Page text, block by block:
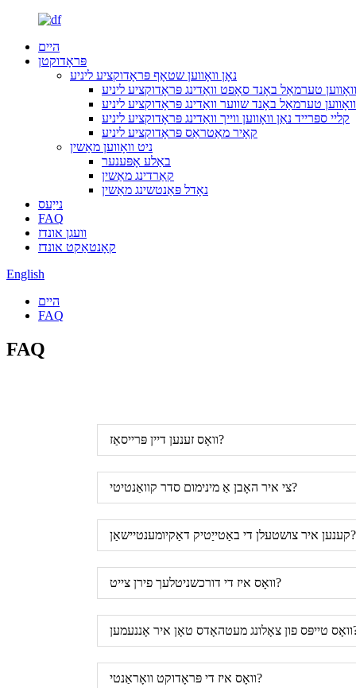
היים
פּראָדוקטן
נאָן וואָווען שטאָף פּראָדוקציע ליניע
טערמאַל באָנד סאָפט וואַדינג פּראָדוקציע ליניע
טערמאַל באָנד שווער וואַדינג פּראָדוקציע ליניע
קליי ספּרייד נאַן וואָווען ווייך וואַדינג פּראָדוקציע ליניע
קאָיר מאַטראַס פּראָדוקציע ליניע
ניט וואָווען מאַשין
באַלע אָפּענער
קאַרדינג מאַשין
נאָדל פּאַנטשינג מאַשין
נייַעס
FAQ
וועגן אונדז
קאָנטאַקט אונדז
English
היים
FAQ
FAQ
וואָס זענען דיין פּרייסאַז?
צי איר האָבן אַ מינימום סדר קוואַנטיטי?
קענען איר צושטעלן די באַטייַטיק דאַקיומענטיישאַן?
וואָס איז די דורכשניטלעך פירן צייט?
איר אָננעמען?
וואָס איז די פּראָדוקט וואָראַנטי?